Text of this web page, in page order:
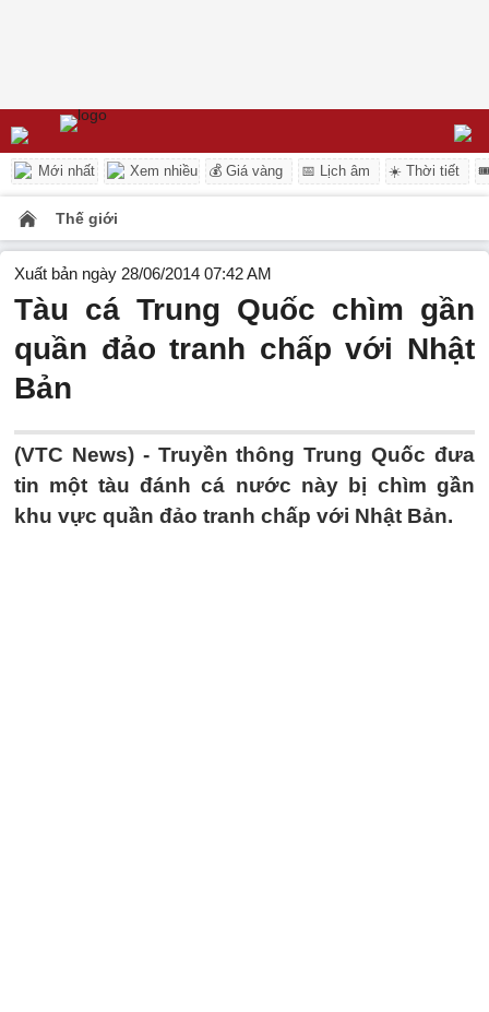
Mới nhất Xem nhiều 💰 Giá vàng 📅 Lịch âm ☀️ Thời tiết
Thế giới
Xuất bản ngày 28/06/2014 07:42 AM
Tàu cá Trung Quốc chìm gần
quần đảo tranh chấp với Nhật
Bản
(VTC News) - Truyền thông Trung Quốc đưa
tin một tàu đánh cá nước này bị chìm gần
khu vực quần đảo tranh chấp với Nhật Bản.